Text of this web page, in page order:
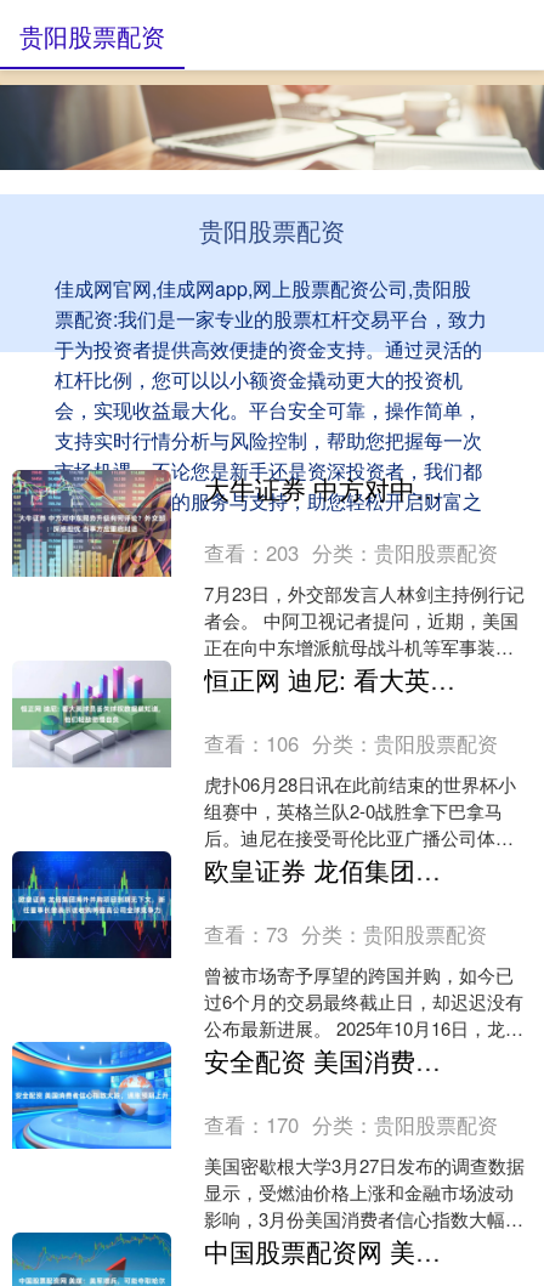
贵阳股票配资
佳成网官网,佳成网app,网上股票配资公司,贵阳股
票配资:我们是一家专业的股票杠杆交易平台，致力
于为投资者提供高效便捷的资金支持。通过灵活的
杠杆比例，您可以以小额资金撬动更大的投资机
会，实现收益最大化。平台安全可靠，操作简单，
支持实时行情分析与风险控制，帮助您把握每一次
市场机遇。不论您是新手还是资深投资者，我们都
为您提供专业的服务与支持，助您轻松开启财富之
旅。
贵阳股票配资
大牛证券 中方对中东局势升级有何评论？外交部：深感担忧 当事方应重启对话
查看：203 分类：贵阳股票配资
7月23日，外交部发言人林剑主持例行记
者会。 中阿卫视记者提问，近期，美国
正在向中东增派航母战斗机等军事装
备，未来几天可能恢复对伊朗的全面战
争。多国发布了谨慎前....
恒正网 迪尼: 看大英球员丢失球权数据就知道, 他们轻敌傲慢自负
查看： 106 分类：贵阳股票配资
虎扑06月28日讯在此前结束的世界杯小
组赛中，英格兰队2-0战胜拿下巴拿马
后。迪尼在接受哥伦比亚广播公司体育
频道采访时，猛烈批评了球队的边路球
员。 本周早些时候....
欧皇证券 龙佰集团海外并购项目到期无下文，新任董事长曾表示该收购将提高公司全球竞争力
查看：73 分类：贵阳股票配资
曾被市场寄予厚望的跨国并购，如今已
过6个月的交易最终截止日，却迟迟没有
公布最新进展。 2025年10月16日，龙佰
集团公告称，公司将收购英国泛能拓旗
下钛白粉资产....
安全配资 美国消费者信心指数大跌，通胀预期上升
查看： 170 分类：贵阳股票配资
美国密歇根大学3月27日发布的调查数据
显示，受燃油价格上涨和金融市场波动
影响，3月份美国消费者信心指数大幅下
滑6%，为2025年12月以来最低水平。持
续不断的伊....
中国股票配资网 美媒：美军增兵，可能夺取哈尔克岛